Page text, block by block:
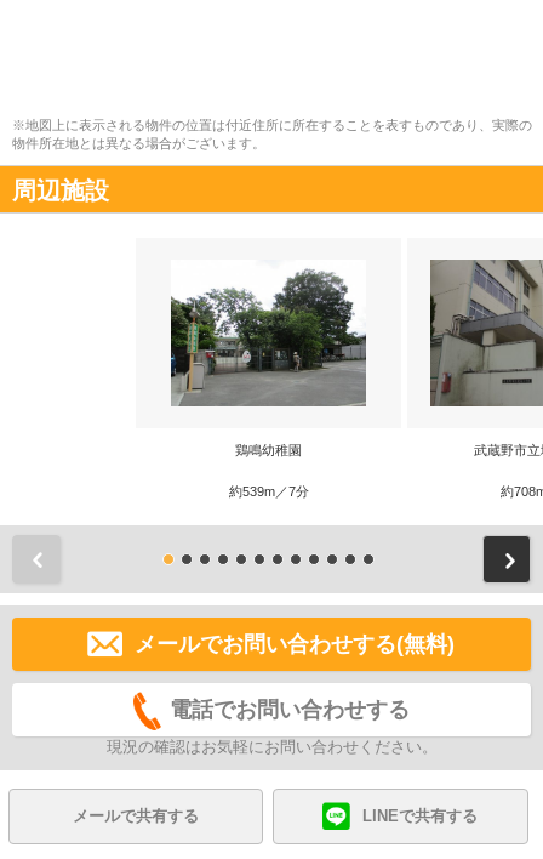
※地図上に表示される物件の位置は付近住所に所在することを表すものであり、実際の
物件所在地とは異なる場合がございます。
周辺施設
鶏鳴幼稚園
約539m／7分
武蔵野市
約
メールでお問い合わせする(無料)
電話でお問い合わせする
現況の確認はお気軽にお問い合わせください。
メールで共有する LINEで共有する